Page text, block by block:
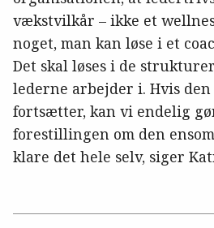
vækstvilkår – ikke et
noget, man kan løse i et
Det skal løses i de
lederne arbejder i. Hvis
fortsætter, kan vi endelig
forestillingen om den
klare det hele selv, siger